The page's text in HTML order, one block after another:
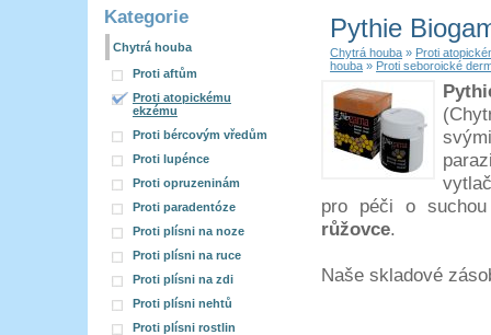
Kategorie
Chytrá houba
Proti aftům
Proti atopickému
ekzému
Proti bércovým vředům
Proti lupénce
Proti opruzeninám
Proti paradentóze
Proti plísni na noze
Proti plísni na ruce
Proti plísni na zdi
Proti plísni nehtů
Proti plísni rostlin
Pythie
Chytrá houba » Proti
houba » Proti seboroické
pro péči o
růžovce.
Naše skladové